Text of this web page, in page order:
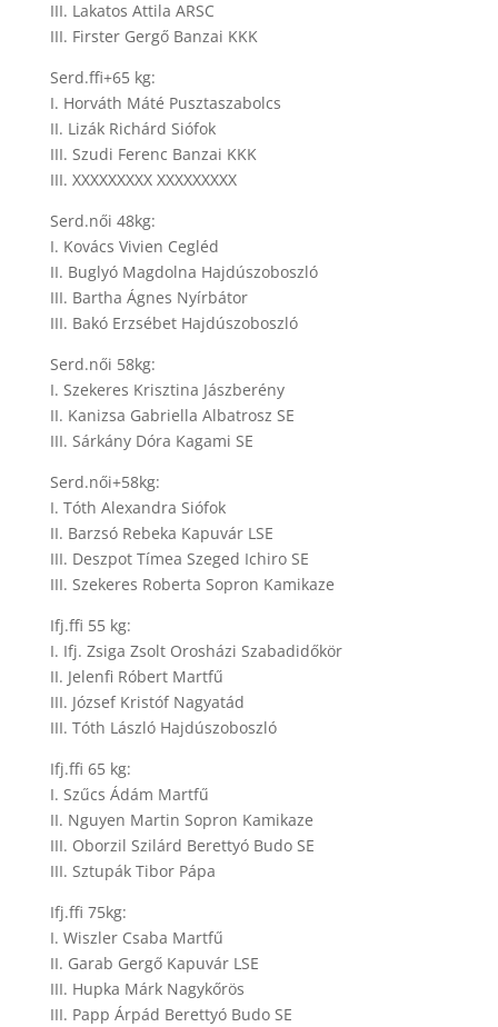
III. Lakatos Attila ARSC
III. Firster Gergő Banzai KKK
Serd.ffi+65 kg:
I. Horváth Máté Pusztaszabolcs
II. Lizák Richárd Siófok
III. Szudi Ferenc Banzai KKK
III. XXXXXXXXX XXXXXXXXX
Serd.női 48kg:
I. Kovács Vivien Cegléd
II. Buglyó Magdolna Hajdúszoboszló
III. Bartha Ágnes Nyírbátor
III. Bakó Erzsébet Hajdúszoboszló
Serd.női 58kg:
I. Szekeres Krisztina Jászberény
II. Kanizsa Gabriella Albatrosz SE
III. Sárkány Dóra Kagami SE
Serd.női+58kg:
I. Tóth Alexandra Siófok
II. Barzsó Rebeka Kapuvár LSE
III. Deszpot Tímea Szeged Ichiro SE
III. Szekeres Roberta Sopron Kamikaze
Ifj.ffi 55 kg:
I. Ifj. Zsiga Zsolt Orosházi Szabadidőkör
II. Jelenfi Róbert Martfű
III. József Kristóf Nagyatád
III. Tóth László Hajdúszoboszló
Ifj.ffi 65 kg:
I. Szűcs Ádám Martfű
II. Nguyen Martin Sopron Kamikaze
III. Oborzil Szilárd Berettyó Budo SE
III. Sztupák Tibor Pápa
Ifj.ffi 75kg:
I. Wiszler Csaba Martfű
II. Garab Gergő Kapuvár LSE
III. Hupka Márk Nagykőrös
III. Papp Árpád Berettyó Budo SE